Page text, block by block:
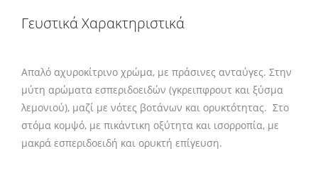
Γευστικά Χαρακτηριστικά
Απαλό αχυροκίτρινο χρώμα, με πράσινες ανταύγες. Στην
μύτη αρώματα εσπεριδοειδών (γκρειπφρουτ και ξύσμα
λεμονιού), μαζί με νότες βοτάνων και ορυκτότητας. Στο
στόμα κομψό, με πικάντικη οξύτητα και ισορροπία, με
μακρά εσπεριδοειδή και ορυκτή επίγευση.